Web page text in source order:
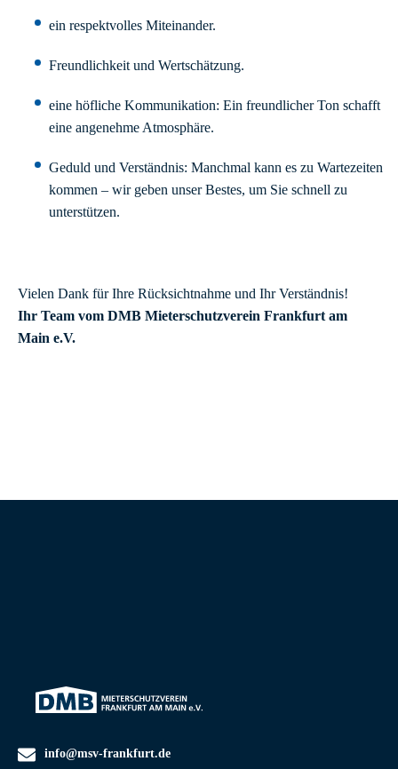
ein respektvolles Miteinander.
Freundlichkeit und Wertschätzung.
eine höfliche Kommunikation: Ein freundlicher Ton schafft
eine angenehme Atmosphäre.
Geduld und Verständnis: Manchmal kann es zu Wartezeiten
kommen – wir geben unser Bestes, um Sie schnell zu
unterstützen.
Vielen Dank für Ihre Rücksichtnahme und Ihr Verständnis!
Ihr Team vom DMB Mieterschutzverein Frankfurt am
Main e.V.
info@msv-frankfurt.de